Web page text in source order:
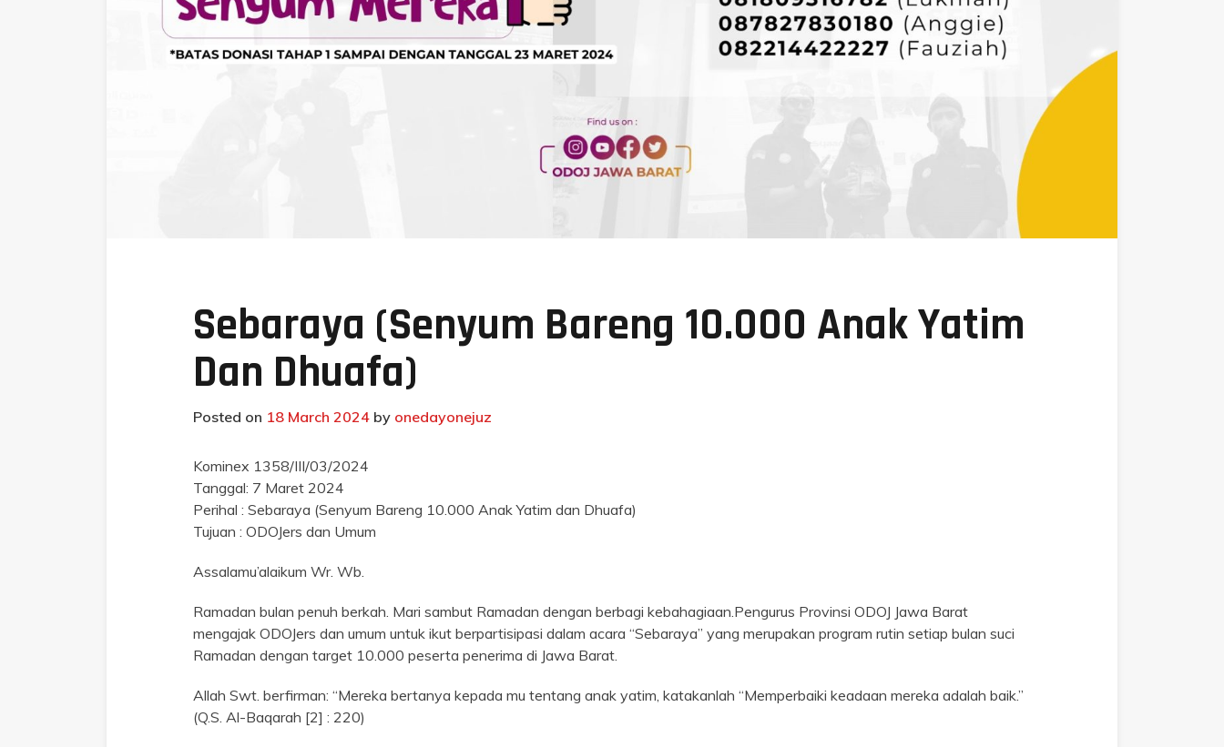
Sebaraya (Senyum Bareng 10.000 Anak Yatim
Dan Dhuafa)
Posted on 18 March 2024 by onedayonejuz
Kominex 1358/III/03/2024
Tanggal: 7 Maret 2024
Perihal : Sebaraya (Senyum Bareng 10.000 Anak Yatim dan Dhuafa)
Tujuan : ODOJers dan Umum
Assalamu’alaikum Wr. Wb.
Ramadan bulan penuh berkah. Mari sambut Ramadan dengan berbagi kebahagiaan.Pengurus Provinsi ODOJ Jawa Barat
mengajak ODOJers dan umum untuk ikut berpartisipasi dalam acara “Sebaraya” yang merupakan program rutin setiap bulan suci
Ramadan dengan target 10.000 peserta penerima di Jawa Barat.
Allah Swt. berfirman: “Mereka bertanya kepada mu tentang anak yatim, katakanlah “Memperbaiki keadaan mereka adalah baik.”
(Q.S. Al-Baqarah [2] : 220)